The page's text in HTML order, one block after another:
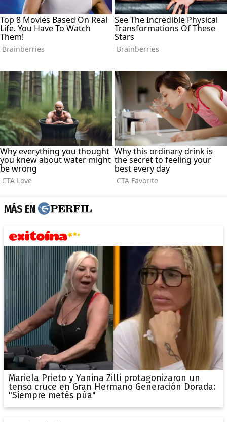
MÁS EN
Mariela Prieto y Yanina Zilli protagonizaron un
tenso cruce en Gran Hermano Generación Dorada:
"Siempre metés púa"